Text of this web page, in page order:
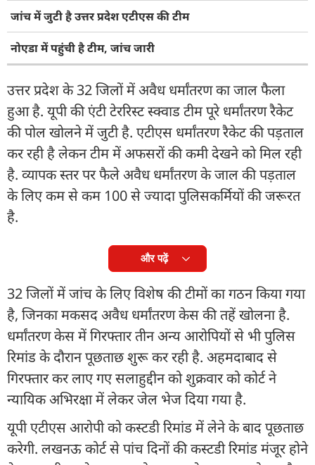
जांच में जुटी है उत्तर प्रदेश एटीएस की टीम
नोएडा में पहुंची है टीम, जांच जारी
उत्तर प्रदेश के 32 जिलों में अवैध धर्मांतरण का जाल फैला
हुआ है. यूपी की एंटी टेररिस्ट स्क्वाड टीम पूरे धर्मांतरण रैकेट
की पोल खोलने में जुटी है. एटीएस धर्मांतरण रैकेट की पड़ताल
कर रही है लेकन टीम में अफसरों की कमी देखने को मिल रही
है. व्यापक स्तर पर फैले अवैध धर्मांतरण के जाल की पड़ताल
के लिए कम से कम 100 से ज्यादा पुलिसकर्मियों की जरूरत
है.
और पढ़ें
32 जिलों में जांच के लिए विशेष की टीमों का गठन किया गया
है, जिनका मकसद अवैध धर्मांतरण केस की तहें खोलना है.
धर्मांतरण केस में गिरफ्तार तीन अन्य आरोपियों से भी पुलिस
रिमांड के दौरान पूछताछ शुरू कर रही है. अहमदाबाद से
गिरफ्तार कर लाए गए सलाहुद्दीन को शुक्रवार को कोर्ट ने
न्यायिक अभिरक्षा में लेकर जेल भेज दिया गया है.
यूपी एटीएस आरोपी को कस्टडी रिमांड में लेने के बाद पूछताछ
करेगी. लखनऊ कोर्ट से पांच दिनों की कस्टडी रिमांड मंजूर होने